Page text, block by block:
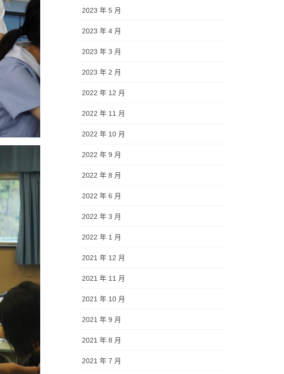
2023 年 5 月
2023 年 4 月
2023 年 3 月
2023 年 2 月
2022 年 12 月
2022 年 11 月
2022 年 10 月
2022 年 9 月
2022 年 8 月
2022 年 6 月
2022 年 3 月
2022 年 1 月
2021 年 12 月
2021 年 11 月
2021 年 10 月
2021 年 9 月
2021 年 8 月
2021 年 7 月